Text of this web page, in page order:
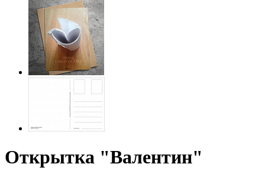
Открытка "Валентин"